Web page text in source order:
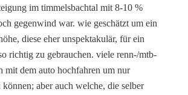
im timmelsbachtal mit 8-10 %
gegenwind war. wie geschätzt um ein
diese eher unspektakulär, für ein
richtig zu gebrauchen. viele renn-/mtb-
mit dem auto hochfahren um nur
aber auch welche, die selber